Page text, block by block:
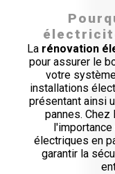
La rénovation
pour assurer le
votre
installations
présentant ainsi
pannes. Chez
électriques en
garantir la